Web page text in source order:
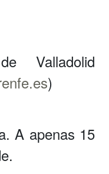
Valladolid
)
A apenas 15